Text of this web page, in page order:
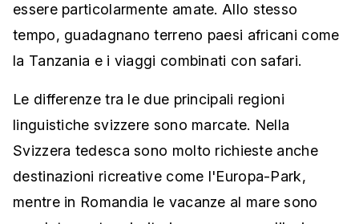
essere particolarmente amate. Allo stesso
tempo, guadagnano terreno paesi africani come
la Tanzania e i viaggi combinati con safari.
Le differenze tra le due principali regioni
linguistiche svizzere sono marcate. Nella
Svizzera tedesca sono molto richieste anche
destinazioni ricreative come l'Europa-Park,
mentre in Romandia le vacanze al mare sono